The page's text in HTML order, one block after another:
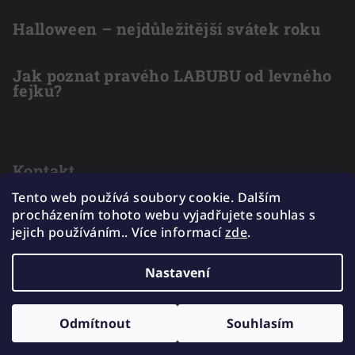
Tento web používá soubory cookie. Dalším
procházením tohoto webu vyjadřujete souhlas s
jejich používáním.. Více informacízde.
Nastavení
Odmítnout Souhlasím
Halloween – nejdůležitější svátek roku
Jak poznat pravého LABUBU od levného
fejku?
Kontakt
info@ outlet-hracek.cz
775 211 969
EXKAKADU. Všechna práva vyhrazena.
Vytvořil Shoptet